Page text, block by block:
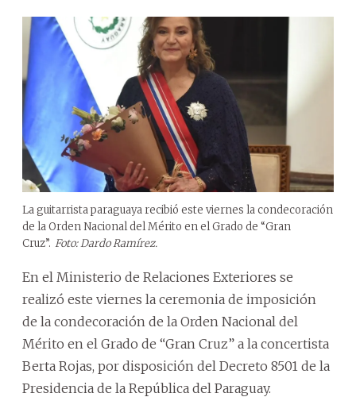
La guitarrista paraguaya recibió este viernes la condecoración
de la Orden Nacional del Mérito en el Grado de “Gran
Cruz”. Foto: Dardo Ramírez.
En el Ministerio de Relaciones Exteriores se
realizó este viernes la ceremonia de imposición
de la condecoración de la Orden Nacional del
Mérito en el Grado de “Gran Cruz” a la concertista
Berta Rojas, por disposición del Decreto 8501 de la
Presidencia de la República del Paraguay.